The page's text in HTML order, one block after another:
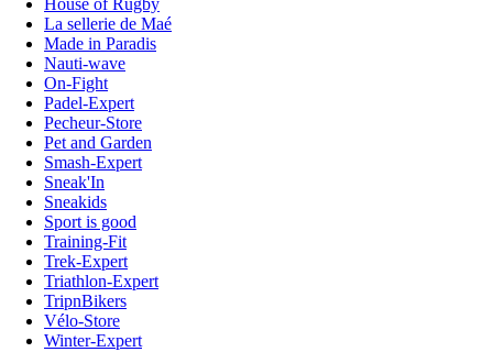
House of Rugby
La sellerie de Maé
Made in Paradis
Nauti-wave
On-Fight
Padel-Expert
Pecheur-Store
Pet and Garden
Smash-Expert
Sneak'In
Sneakids
Sport is good
Training-Fit
Trek-Expert
Triathlon-Expert
TripnBikers
Vélo-Store
Winter-Expert